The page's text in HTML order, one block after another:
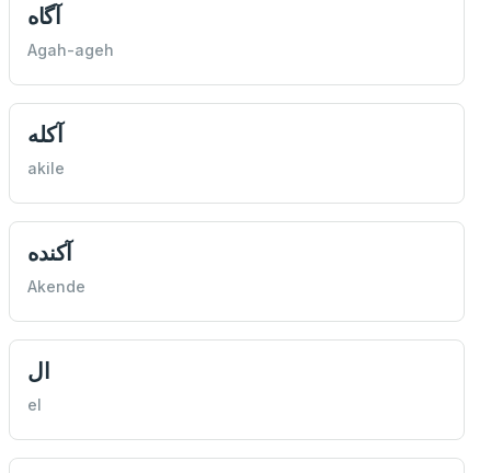
آگاه
Agah-ageh
آكله
akile
آكنده
Akende
ال
el